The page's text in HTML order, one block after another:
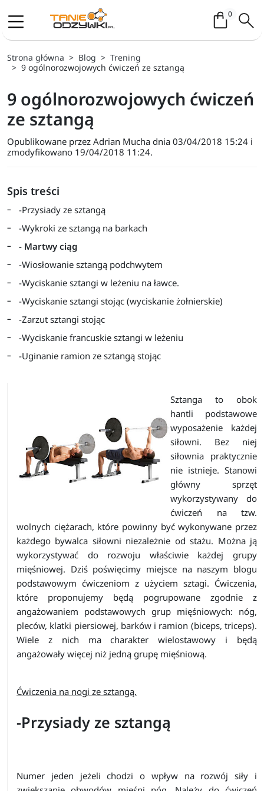
0Koszyk /
Strona główna Blog
Trening
9 ogólnorozwojowych ćwiczeń ze sztangą
9 ogólnorozwojowych ćwiczeń
ze sztangą
Opublikowane przez Adrian Mucha dnia 03/04/2018 15:24 i
zmodyfikowano 19/04/2018 11:24.
Spis treści
-Przysiady ze sztangą
-Wykroki ze sztangą na barkach
- Martwy ciąg
-Wiosłowanie sztangą podchwytem
-Wyciskanie sztangi w leżeniu na ławce.
-Wyciskanie sztangi stojąc (wyciskanie żołnierskie)
-Zarzut sztangi stojąc
-Wyciskanie francuskie sztangi w leżeniu
-Uginanie ramion ze sztangą stojąc
Sztanga to obok
hantli podstawowe
wyposażenie każdej
siłowni. Bez niej
siłownia praktycznie
nie istnieje. Stanowi
główny sprzęt
wykorzystywany do
ćwiczeń na tzw.
wolnych ciężarach, które powinny być wykonywane przez
każdego bywalca siłowni niezależnie od stażu. Można ją
wykorzystywać do rozwoju właściwie każdej grupy
mięśniowej. Dziś poświęcimy miejsce na naszym blogu
podstawowym ćwiczeniom z użyciem sztagi. Ćwiczenia,
które proponujemy będą pogrupowane zgodnie z
angażowaniem podstawowych grup mięśniowych: nóg,
pleców, klatki piersiowej, barków i ramion (biceps, triceps).
Wiele z nich ma charakter wielostawowy i będą
angażowały więcej niż jedną grupę mięśniową.
Ćwiczenia na nogi ze sztangą.
-Przysiady ze sztangą
Numer jeden jeżeli chodzi o wpływ na rozwój siły i